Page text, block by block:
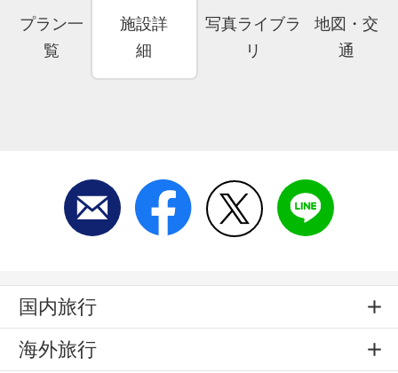
プラン一
覧
施設詳
細
写真ライブラ
リ
地図・交
通
国内旅行
海外旅行